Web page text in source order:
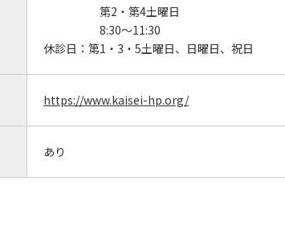
第2・第4土曜日
8:30～11:30
休診日： 第1・3・5土曜日、日曜日、祝日
https://www.kaisei-hp.org/
あり